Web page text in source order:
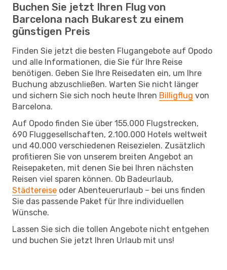
Buchen Sie jetzt Ihren Flug von
Barcelona nach Bukarest zu einem
günstigen Preis
Finden Sie jetzt die besten Flugangebote auf Opodo
und alle Informationen, die Sie für Ihre Reise
benötigen. Geben Sie Ihre Reisedaten ein, um Ihre
Buchung abzuschließen. Warten Sie nicht länger
und sichern Sie sich noch heute Ihren Billigflug von
Barcelona.
Auf Opodo finden Sie über 155.000 Flugstrecken,
690 Fluggesellschaften, 2.100.000 Hotels weltweit
und 40.000 verschiedenen Reisezielen. Zusätzlich
profitieren Sie von unserem breiten Angebot an
Reisepaketen, mit denen Sie bei Ihren nächsten
Reisen viel sparen können. Ob Badeurlaub,
Städtereise oder Abenteuerurlaub – bei uns finden
Sie das passende Paket für Ihre individuellen
Wünsche.
Lassen Sie sich die tollen Angebote nicht entgehen
und buchen Sie jetzt Ihren Urlaub mit uns!